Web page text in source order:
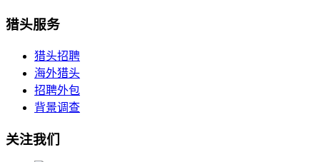
猎头服务
猎头招聘
海外猎头
招聘外包
背景调查
关注我们